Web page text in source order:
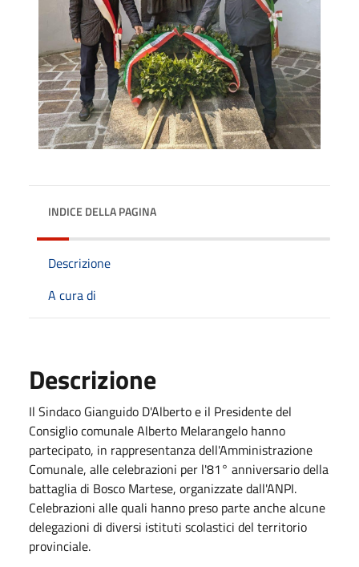
INDICE DELLA PAGINA
Descrizione
A cura di
Descrizione
Il Sindaco Gianguido D'Alberto e il Presidente del
Consiglio comunale Alberto Melarangelo hanno
partecipato, in rappresentanza dell'Amministrazione
Comunale, alle celebrazioni per l'81° anniversario della
battaglia di Bosco Martese, organizzate dall'ANPI.
Celebrazioni alle quali hanno preso parte anche alcune
delegazioni di diversi istituti scolastici del territorio
provinciale.